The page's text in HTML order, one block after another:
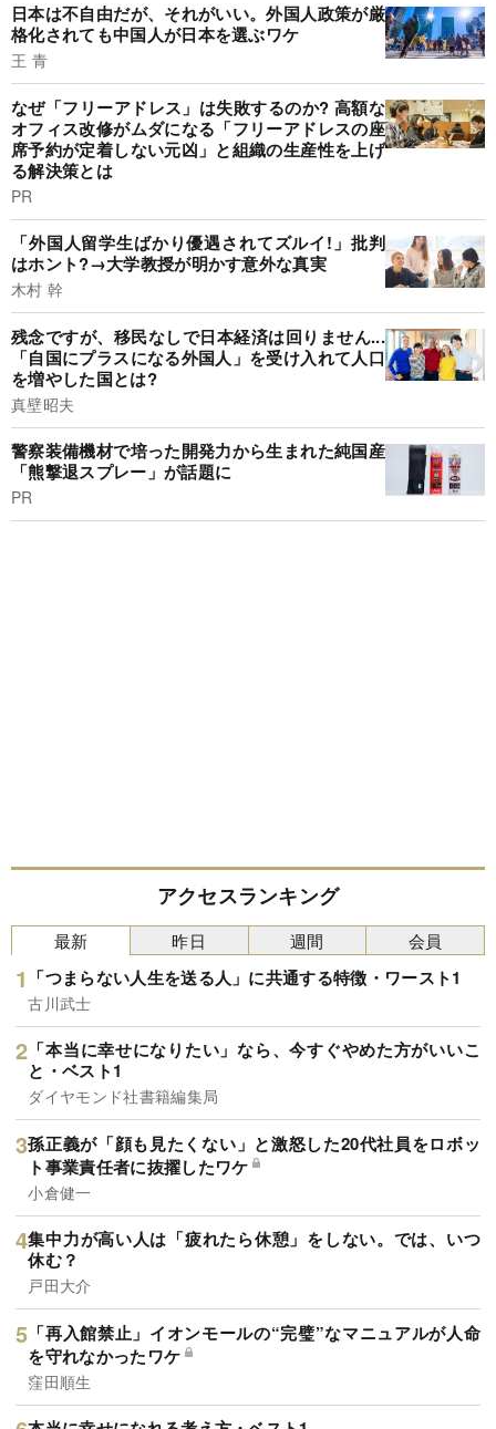
日本は不自由だが、それがいい。外国人政策が厳
格化されても中国人が日本を選ぶワケ
王 青
なぜ「フリーアドレス」は失敗するのか? 高額な
オフィス改修がムダになる「フリーアドレスの座
席予約が定着しない元凶」と組織の生産性を上げ
る解決策とは
PR
「外国人留学生ばかり優遇されてズルイ!」批判
はホント?→大学教授が明かす意外な真実
木村 幹
残念ですが、移民なしで日本経済は回りません...
「自国にプラスになる外国人」を受け入れて人口
を増やした国とは?
真壁昭夫
警察装備機材で培った開発力から生まれた純国産
「熊撃退スプレー」が話題に
PR
アクセスランキング
最新
「つまらない人生を送る人」に共通する特徴・ワースト1
古川武士
「本当に幸せになりたい」なら、今すぐやめた方がいいこ
と・ベスト1
ダイヤモンド社書籍編集局
孫正義が「顔も見たくない」と激怒した20代社員をロボッ
ト事業責任者に抜擢したワケ
小倉健一
集中力が高い人は「疲れたら休憩」をしない。では、いつ
休む？
戸田大介
「再入館禁止」イオンモールの“完璧”なマニュアルが人命
を守れなかったワケ
窪田順生
昨日 週間 会員